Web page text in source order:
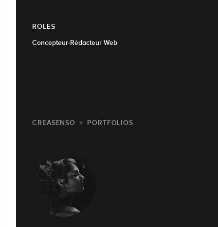
ROLES
Concepteur-Rédacteur Web
CREASENSO PORTFOLIOS